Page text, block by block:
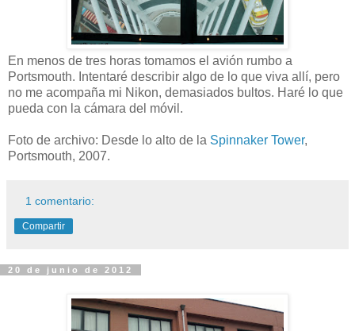
En menos de tres horas tomamos el avión rumbo a
Portsmouth. Intentaré describir algo de lo que viva allí, pero
no me acompaña mi Nikon, demasiados bultos. Haré lo que
pueda con la cámara del móvil.
Foto de archivo: Desde lo alto de la Spinnaker Tower,
Portsmouth, 2007.
1 comentario:
Compartir
20 de junio de 2012